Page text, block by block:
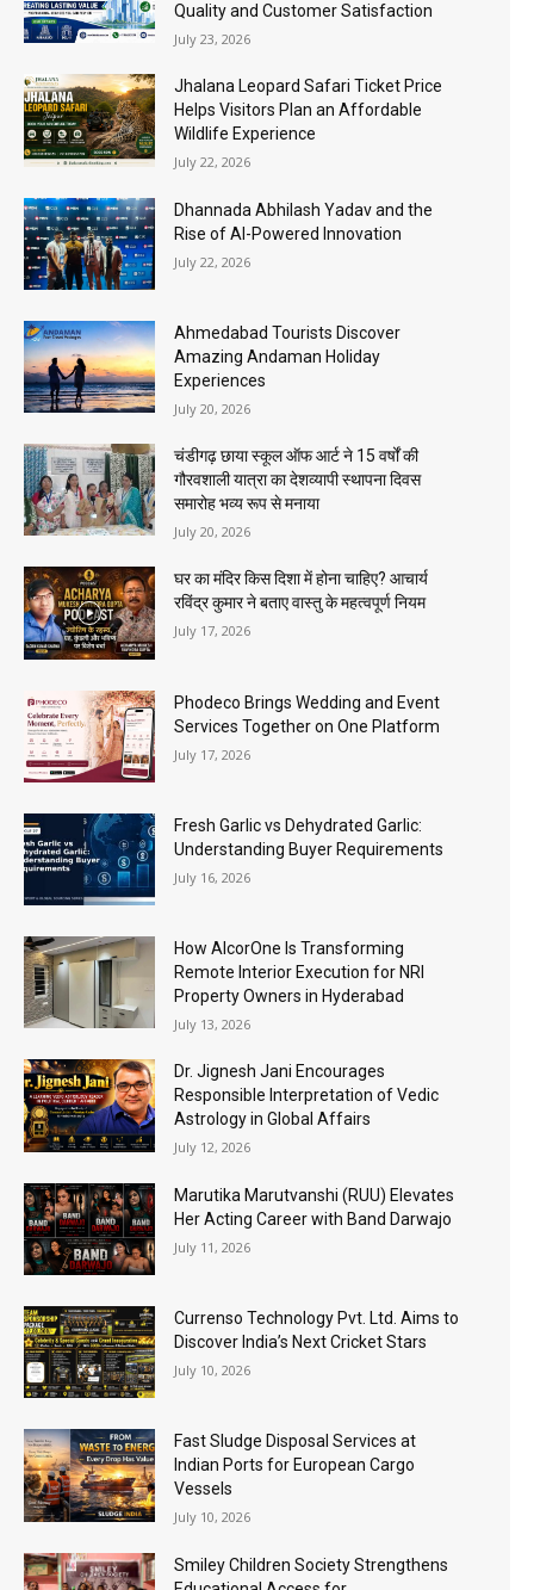
Quality and Customer Satisfaction
July 23, 2026
Jhalana Leopard Safari Ticket Price
Helps Visitors Plan an Affordable
Wildlife Experience
July 22, 2026
Dhannada Abhilash Yadav and the
Rise of AI-Powered Innovation
July 22, 2026
Ahmedabad Tourists Discover
Amazing Andaman Holiday
Experiences
July 20, 2026
चंडीगढ़ छाया स्कूल ऑफ आर्ट ने 15 वर्षों की
गौरवशाली यात्रा का देशव्यापी स्थापना दिवस
समारोह भव्य रूप से मनाया
July 20, 2026
घर का मंदिर किस दिशा में होना चाहिए? आचार्य
रविंद्र कुमार ने बताए वास्तु के महत्वपूर्ण नियम
July 17, 2026
Phodeco Brings Wedding and Event
Services Together on One Platform
July 17, 2026
Fresh Garlic vs Dehydrated Garlic:
Understanding Buyer Requirements
July 16, 2026
How AlcorOne Is Transforming
Remote Interior Execution for NRI
Property Owners in Hyderabad
July 13, 2026
Dr. Jignesh Jani Encourages
Responsible Interpretation of Vedic
Astrology in Global Affairs
July 12, 2026
Marutika Marutvanshi (RUU) Elevates
Her Acting Career with Band Darwajo
July 11, 2026
Currenso Technology Pvt. Ltd. Aims to
Discover India’s Next Cricket Stars
July 10, 2026
Fast Sludge Disposal Services at
Indian Ports for European Cargo
Vessels
July 10, 2026
Smiley Children Society Strengthens